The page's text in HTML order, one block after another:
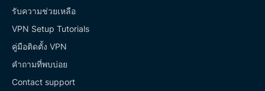
รับความช่วยเหลือ
VPN Setup Tutorials
คู่มือติดตั้ง VPN
คำถามที่พบบ่อย
Contact support